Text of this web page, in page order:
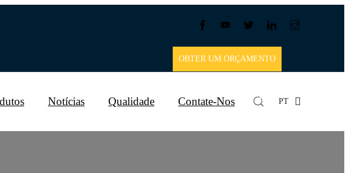
OBTER UM ORÇAMENTO
Notícias Qualidade Contate-Nos PT